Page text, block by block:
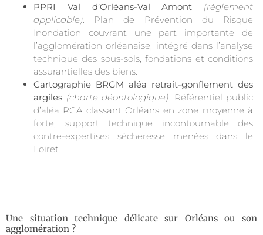
PPRI Val d’Orléans-Val Amont
(règlement
applicable). Plan de Prévention du Risque
Inondation couvrant une part importante de
l’agglomération orléanaise, intégré dans l’analyse
technique des sous-sols, fondations et conditions
assurantielles des biens.
Cartographie BRGM aléa retrait-gonflement des
argiles (charte déontologique). Référentiel public
d’aléa RGA classant Orléans en zone moyenne à
forte, support technique incontournable des
contre-expertises sécheresse menées dans le
Loiret.
Une situation technique délicate sur Orléans ou son
agglomération ?